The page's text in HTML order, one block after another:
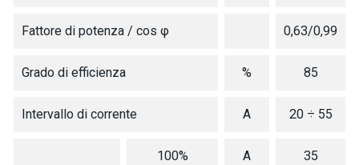
Fattore di potenza / cos φ 0,63/0,99
Grado di efficienza % 85
Intervallo di corrente A 20 ÷ 55
100% A 35